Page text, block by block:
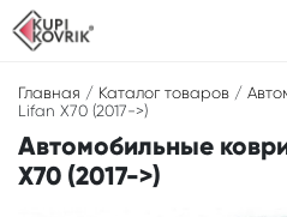
Главная / Каталог товаров /
Lifan X70 (2017->)
Автомобильные
X70 (2017->)